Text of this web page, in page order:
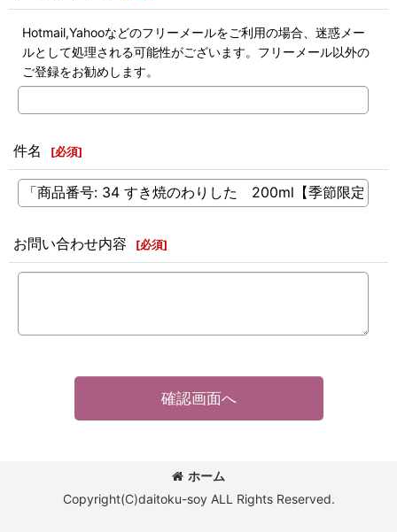
Hotmail,Yahooなどのフリーメールをご利用の場合、迷惑メー
ルとして処理される可能性がございます。フリーメール以外の
ご登録をお勧めします。
件名 [必須]
お問い合わせ内容 [必須]
確認画面へ
ホーム
Copyright(C)daitoku-soy ALL Rights Reserved.